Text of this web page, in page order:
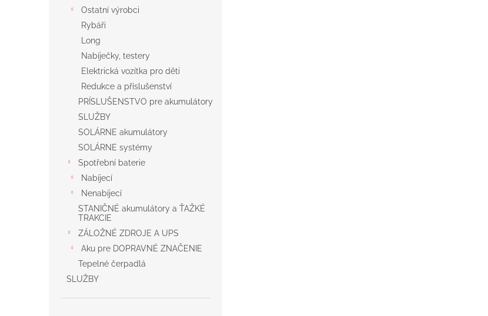
Ostatní výrobci
Rybáři
Long
Nabíječky, testery
Elektrická vozítka pro děti
Redukce a příslušenství
PRÍSLUŠENSTVO pre akumulátory
SLUŽBY
SOLÁRNE akumulátory
SOLÁRNE systémy
Spotřební baterie
Nabíjecí
Nenabíjecí
STANIČNÉ akumulátory a ŤAŽKÉ
TRAKCIE
ZÁLOŽNÉ ZDROJE A UPS
Aku pre DOPRAVNÉ ZNAČENIE
Tepelné čerpadlá
SLUŽBY